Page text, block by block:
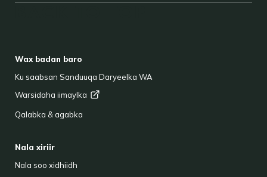
Wax badan baro
Ku saabsan Sanduuqa Daryeelka WA
Warsidaha iimaylka
Qalabka & agabka
Nala xiriir
Nala soo xidhiidh